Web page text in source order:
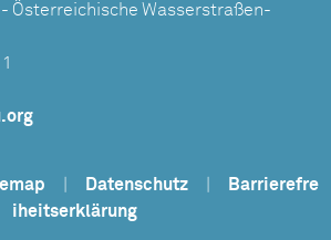
Österreichische Wasserstraßen-
Datenschutz
Barrierefre
iheitserklärung